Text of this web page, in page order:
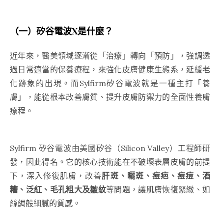
（一） 矽谷電波X是什麼？
近年來，醫美領域逐漸從「治療」轉向「預防」，強調透
過日常適當的保養療程，來強化皮膚健康生態系，延緩老
化跡象的出現。而Sylfirm矽谷電波就是一種主打「養
膚」，能從根本改善膚質、提升皮膚防禦力的全面性養膚
療程。
Sylfirm 矽谷電波由美國矽谷（Silicon Valley）工程師研
發，因此得名。它的核心技術能在不破壞表層皮膚的前提
下，深入修復肌膚，改善肝斑、曬斑、痘疤、痘痘、酒
糟、泛紅、毛孔粗大及皺紋等問題，讓肌膚恢復緊緻、如
絲綢般細膩的質感。